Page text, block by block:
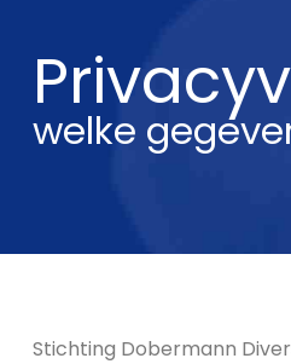
welke
Stichting Dobermann